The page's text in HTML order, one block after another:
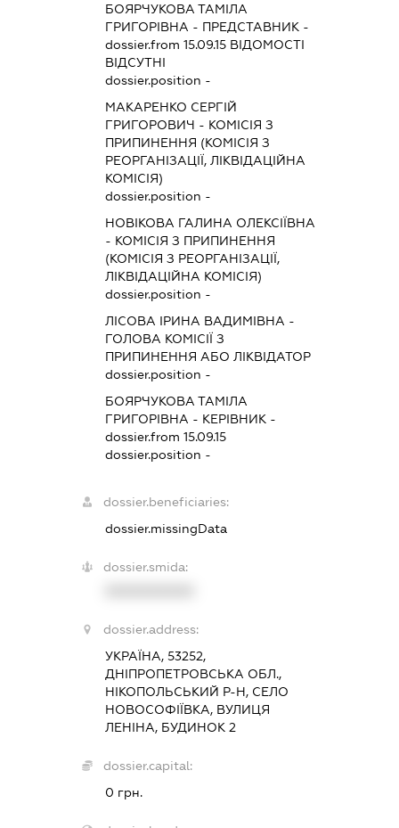
БОЯРЧУКОВА ТАМІЛА
ГРИГОРІВНА - ПРЕДСТАВНИК -
dossier.from 15.09.15 ВІДОМОСТІ
ВІДСУТНІ
dossier.position -
МАКАРЕНКО СЕРГІЙ
ГРИГОРОВИЧ - КОМІСІЯ З
ПРИПИНЕННЯ (КОМІСІЯ З
РЕОРГАНІЗАЦІЇ, ЛІКВІДАЦІЙНА
КОМІСІЯ)
dossier.position -
НОВІКОВА ГАЛИНА ОЛЕКСІЇВНА
- КОМІСІЯ З ПРИПИНЕННЯ
(КОМІСІЯ З РЕОРГАНІЗАЦІЇ,
ЛІКВІДАЦІЙНА КОМІСІЯ)
dossier.position -
ЛІСОВА ІРИНА ВАДИМІВНА -
ГОЛОВА КОМІСІЇ З
ПРИПИНЕННЯ АБО ЛІКВІДАТОР
dossier.position -
БОЯРЧУКОВА ТАМІЛА
ГРИГОРІВНА - КЕРІВНИК -
dossier.from 15.09.15
dossier.position -
dossier.beneficiaries:
dossier.missingData
dossier.smida:
dossier.address:
УКРАЇНА, 53252,
ДНІПРОПЕТРОВСЬКА ОБЛ.,
НІКОПОЛЬСЬКИЙ Р-Н, СЕЛО
НОВОСОФІЇВКА, ВУЛИЦЯ
ЛЕНІНА, БУДИНОК 2
dossier.capital:
0 грн.